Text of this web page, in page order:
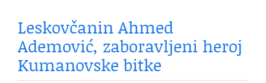
Leskovčanin Ahmed
Ademović, zaboravljeni heroj
Kumanovske bitke